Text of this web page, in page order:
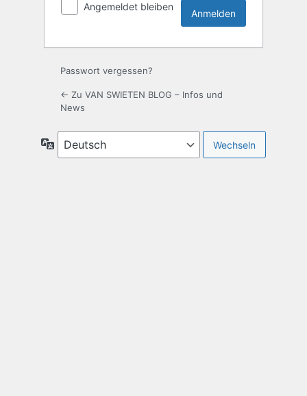
Angemeldet bleiben
Passwort vergessen?
← Zu VAN SWIETEN BLOG – Infos und
News
Sprache